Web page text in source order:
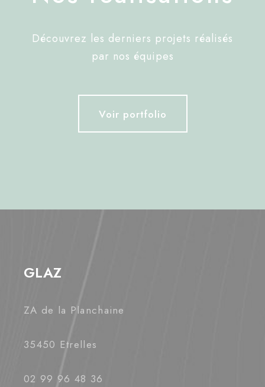
Découvrez les derniers projets réalisés
par nos équipes
Voir portfolio
GLAZ
ZA de la Planchaine
35450 Etrelles
02 99 96 48 36